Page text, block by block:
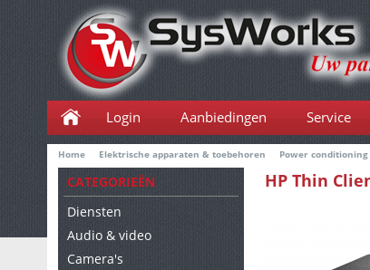
Home Elektrische apparaten & toebehoren Power conditioning
Login Aanbiedingen Service
CATEGORIEËN
Diensten
Audio & video
Camera's
HP Thin